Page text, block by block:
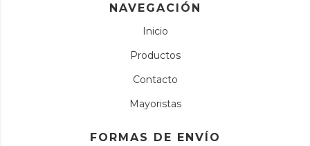
NAVEGACIÓN
Inicio
Productos
Contacto
Mayoristas
FORMAS DE ENVÍO